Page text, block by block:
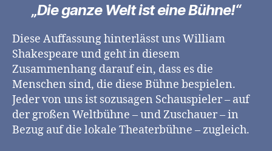
„Die ganze Welt ist eine Bühne!“
Diese Auffassung hinterlässt uns William
Shakespeare und geht in diesem
Zusammenhang darauf ein, dass es die
Menschen sind, die diese Bühne bespielen.
Jeder von uns ist sozusagen Schauspieler – auf
der großen Weltbühne – und Zuschauer – in
Bezug auf die lokale Theaterbühne – zugleich.